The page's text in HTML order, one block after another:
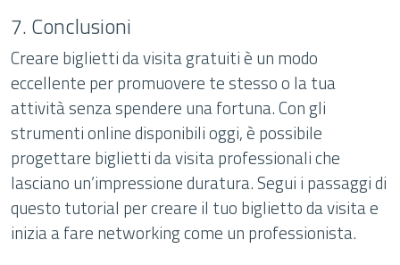
7. Conclusioni
Creare biglietti da visita gratuiti è un modo
eccellente per promuovere te stesso o la tua
attività senza spendere una fortuna. Con gli
strumenti online disponibili oggi, è possibile
progettare biglietti da visita professionali che
lasciano un’impressione duratura. Segui i passaggi di
questo tutorial per creare il tuo biglietto da visita e
inizia a fare networking come un professionista.